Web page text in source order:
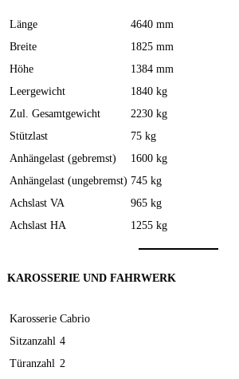
Länge
4640 mm
Breite
1825 mm
Höhe
1384 mm
Leergewicht
1840 kg
Zul. Gesamtgewicht
2230 kg
Stützlast
75 kg
Anhängelast (gebremst)
1600 kg
Anhängelast (ungebremst) 745 kg
Achslast VA
965 kg
Achslast HA
1255 kg
KAROSSERIE UND FAHRWERK
Karosserie Cabrio
Sitzanzahl 4
Türanzahl 2